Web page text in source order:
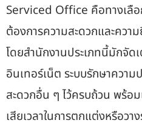
Serviced Office คือทางเลือ
ต้องการความสะดวกและควา
โดยสำนักงานประเภทนี้มักจัด
อินเทอร์เน็ต ระบบรักษาควา
สะดวกอื่น ๆ ไว้ครบถ้วน พร้อ
เสียเวลาในการตกแต่งหรือวา